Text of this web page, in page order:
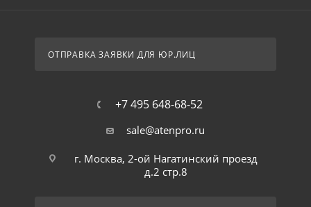
ОТПРАВКА ЗАЯВКИ ДЛЯ ЮР.ЛИЦ
+7 495 648-68-52
sale@atenpro.ru
г. Москва, 2-ой Нагатинский проезд
д.2 стр.8